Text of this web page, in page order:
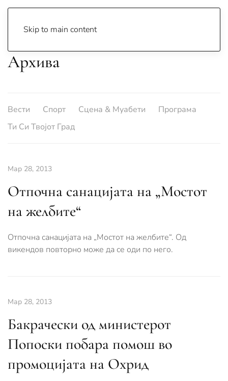
Skip to main content
Архива
Вести Спорт Сцена & Муабети
Програма
Ти Си Твојот Град
Мар 28, 2013
Отпочна санацијата на „Мостот
на желбите“
Отпочна санацијата на „Мостот на желбите“. Oд
викендов повторно може да се оди по него.
Мар 28, 2013
Бакрачески од министерот
Попоски побара помош во
промоцијата на Охрид